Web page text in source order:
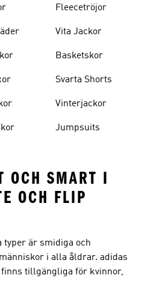
Fleecetröjor
Vita Jackor
Basketskor
Svarta Shorts
Vinterjackor
Jumpsuits
OCH SMART I
OCH FLIP
typer är smidiga och
i alla åldrar. adidas
tillgängliga för kvinnor,